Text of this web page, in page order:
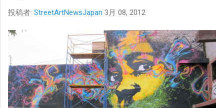
投稿者: StreetArtNewsJapan 3月 08, 2012